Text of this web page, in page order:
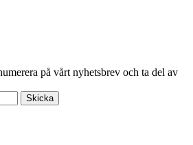
på vårt nyhetsbrev och ta del av